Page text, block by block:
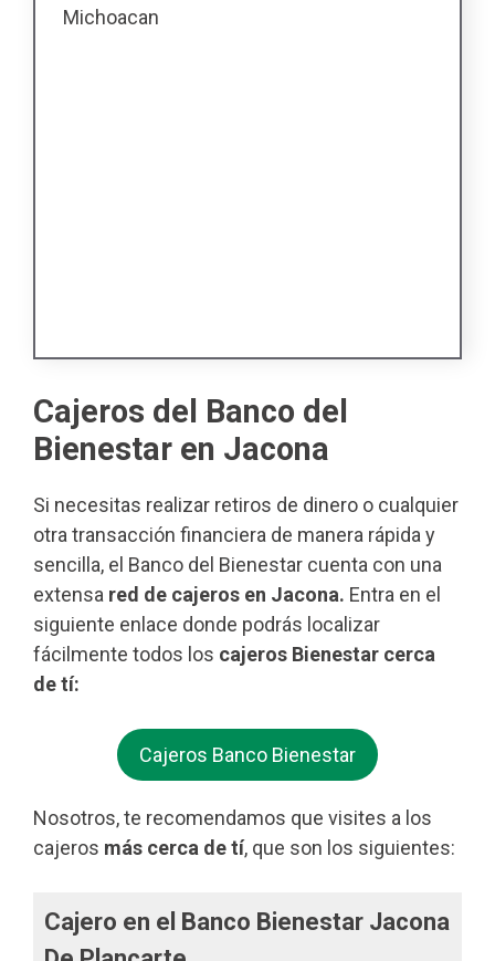
Michoacan
Cajeros del Banco del
Bienestar en Jacona
Si necesitas realizar retiros de dinero o cualquier
otra transacción financiera de manera rápida y
sencilla, el Banco del Bienestar cuenta con una
extensa red de cajeros en Jacona. Entra en el
siguiente enlace donde podrás localizar
fácilmente todos los cajeros Bienestar cerca
de tí:
Cajeros Banco Bienestar
Nosotros, te recomendamos que visites a los
cajeros más cerca de tí, que son los siguientes:
Cajero en el Banco Bienestar Jacona